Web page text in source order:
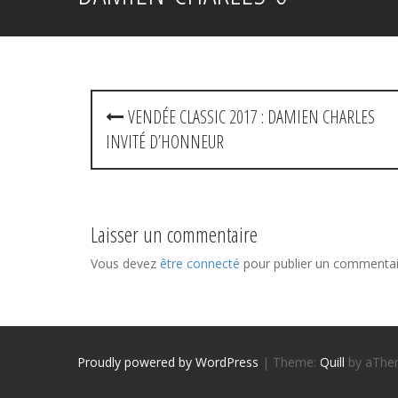
o
t
n
v
i
VENDÉE CLASSIC 2017 : DAMIEN CHARLES
INVITÉ D’HONNEUR
Laisser un commentaire
Vous devez être connecté pour publier un
Proudly powered by WordPress | Theme: Quill by